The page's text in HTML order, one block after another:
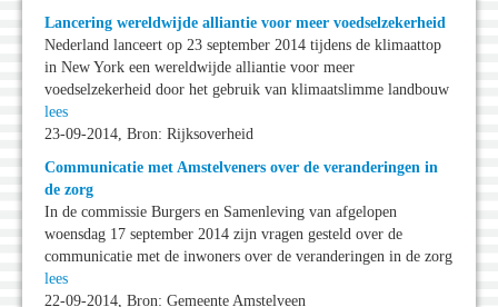
Lancering wereldwijde alliantie voor meer voedselzekerheid
Nederland lanceert op 23 september 2014 tijdens de klimaattop
in New York een wereldwijde alliantie voor meer
voedselzekerheid door het gebruik van klimaatslimme landbouw
lees
23-09-2014, Bron: Rijksoverheid
Communicatie met Amstelveners over de veranderingen in
de zorg
In de commissie Burgers en Samenleving van afgelopen
woensdag 17 september 2014 zijn vragen gesteld over de
communicatie met de inwoners over de veranderingen in de zorg
lees
22-09-2014, Bron: Gemeente Amstelveen